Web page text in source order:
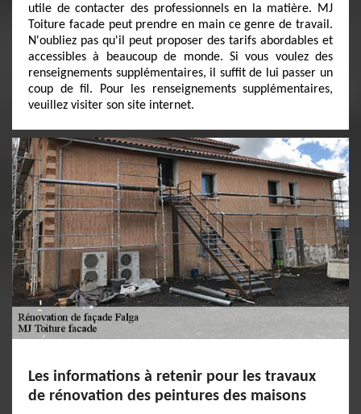
utile de contacter des professionnels en la matière. MJ
Toiture facade peut prendre en main ce genre de travail.
N'oubliez pas qu'il peut proposer des tarifs abordables et
accessibles à beaucoup de monde. Si vous voulez des
renseignements supplémentaires, il suffit de lui passer un
coup de fil. Pour les renseignements supplémentaires,
veuillez visiter son site internet.
Les informations à retenir pour les travaux
de rénovation des peintures des maisons